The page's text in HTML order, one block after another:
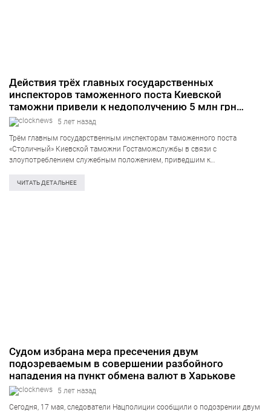
Действия трёх главных государственных
инспекторов таможенного поста Киевской
таможни привели к недополучению 5 млн грн
налогов
5 лет назад
Трём главным государственным инспекторам таможенного поста
«Столичный» Киевской таможни Гостаможслужбы в связи с
злоупотреблением служебным положением, приведшим к
налогов, сообщено о подозрении. Об этом сообщает пресс-центр
ЧИТАТЬ ДЕТАЛЬНЕЕ
Судом избрана мера пресечения двум
подозреваемым в совершении разбойного
нападения на пункт обмена валют в Харькове
5 лет назад
Сегодня, 17 мая, следователи Нацполиции сообщили о подозрении двум